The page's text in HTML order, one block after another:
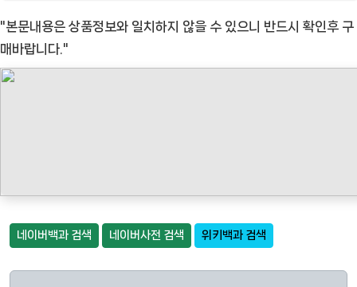
"본문내용은 상품정보와 일치하지 않을 수 있으니 반드시 확인후 구
매바랍니다."
네이버백과 검색 네이버사전 검색 위키백과 검색